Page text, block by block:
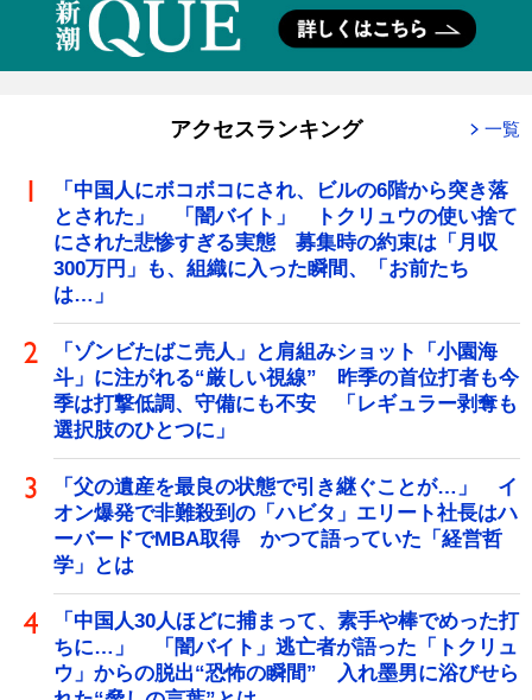
アクセスランキング 一覧
「中国人にボコボコにされ、ビルの6階から突き落
とされた」 「闇バイト」 トクリュウの使い捨て
にされた悲惨すぎる実態 募集時の約束は「月収
300万円」も、組織に入った瞬間、「お前たち
は…」
「ゾンビたばこ売人」と肩組みショット「小園海
斗」に注がれる“厳しい視線” 昨季の首位打者も今
季は打撃低調、守備にも不安 「レギュラー剥奪も
選択肢のひとつに」
「父の遺産を最良の状態で引き継ぐことが…」 イ
オン爆発で非難殺到の「ハビタ」エリート社長はハ
ーバードでMBA取得 かつて語っていた「経営哲
学」とは
「中国人30人ほどに捕まって、素手や棒でめった打
ちに…」 「闇バイト」逃亡者が語った「トクリュ
ウ」からの脱出“恐怖の瞬間” 入れ墨男に浴びせら